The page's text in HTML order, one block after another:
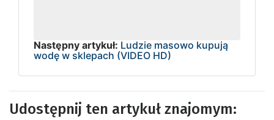
Następny artykuł: Ludzie masowo kupują
wodę w sklepach (VIDEO HD)
Udostępnij ten artykuł znajomym: